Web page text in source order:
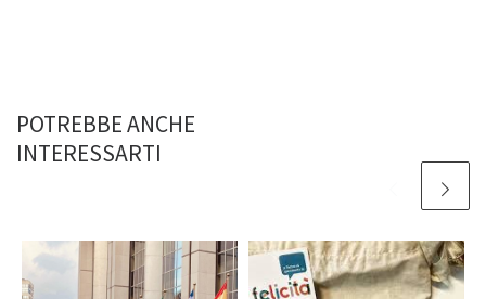
POTREBBE ANCHE
INTERESSARTI